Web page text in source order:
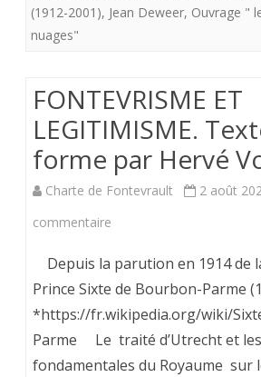
(1912-2001), Jean Deweer, Ouvrage "
nuages"
FONTEVRISME ET
LEGITIMISME.
forme par Hervé
Charte de Fontevrault 2 août
commentaire
ET
LEGITIMISME.
Texte
Depuis la parution en 1914 de
Prince Sixte de Bourbon-Parme
*https://fr.wikipedia.org/wiki/
Parme Le traité d’Utrecht et
fondamentales du Royaume sur